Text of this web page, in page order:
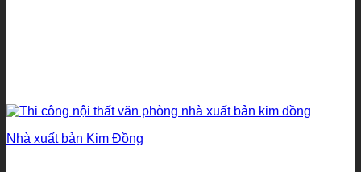
Nhà xuất bản Kim Đồng